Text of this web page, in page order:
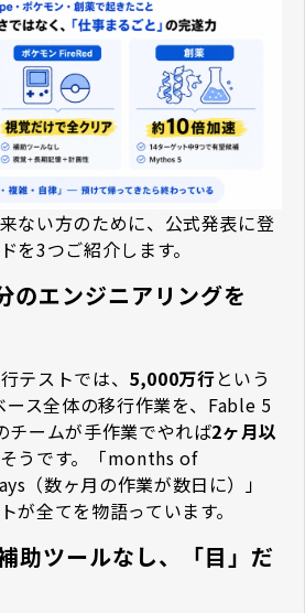
ない方のために、公式発表に登
を3つご紹介します。
エンジニアリングを
テストでは、 5,000万行という
ス全体の移行作業を、Fable 5
チームが手作業でやれば2ヶ月以
うです。「months of
（数ヶ月の作業が数日に）」
が全てを物語っています。
助ツールなし、「目」だ